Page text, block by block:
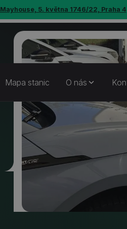
Mayhouse, 5. května 1746/22, Praha 4
Mapa stanic O nás